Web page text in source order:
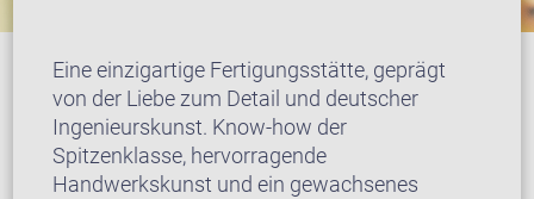
Eine einzigartige Fertigungsstätte, geprägt
von der Liebe zum Detail und deutscher
Ingenieurskunst. Know-how der
Spitzenklasse, hervorragende
Handwerkskunst und ein gewachsenes